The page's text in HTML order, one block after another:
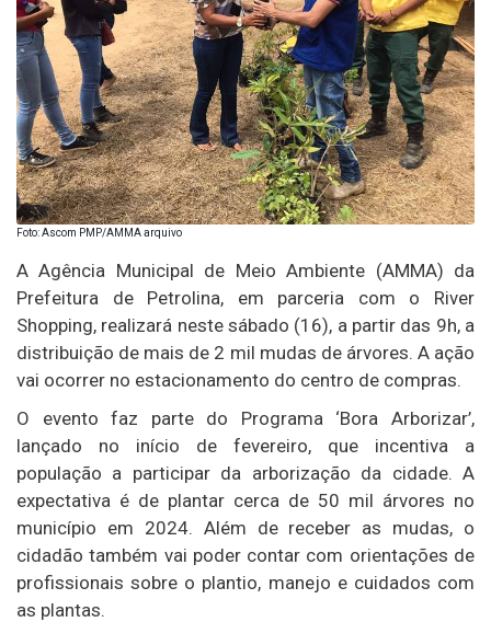
Foto: Ascom PMP/AMMA arquivo
A Agência Municipal de Meio Ambiente (AMMA) da
Prefeitura de Petrolina, em parceria com o River
Shopping, realizará neste sábado (16), a partir das 9h, a
distribuição de mais de 2 mil mudas de árvores. A ação
vai ocorrer no estacionamento do centro de compras.
O evento faz parte do Programa ‘Bora Arborizar’,
lançado no início de fevereiro, que incentiva a
população a participar da arborização da cidade. A
expectativa é de plantar cerca de 50 mil árvores no
município em 2024. Além de receber as mudas, o
cidadão também vai poder contar com orientações de
profissionais sobre o plantio, manejo e cuidados com
as plantas.